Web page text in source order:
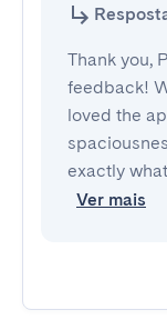
Thank you,
feedback!
loved the
exactly
Ver mais